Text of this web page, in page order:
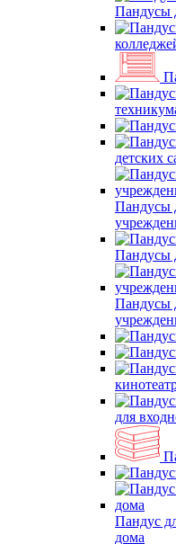
Пандусы
детских
Пандусы
Пандусы
Пандусы
для
Пандус
дома